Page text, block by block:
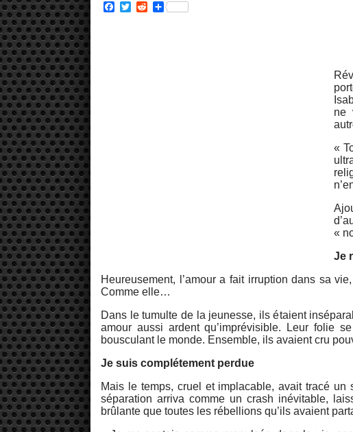
Facebook
TwitterRedditPartager
ne
«
«
Je
Heureusement, l’amour a fait irruption dans sa
Comme elle…
Dans le tumulte de la jeunesse, ils étaient
amour aussi ardent qu’imprévisible. Leur folie
bousculant le monde. Ensemble, ils avaient cru
Je suis complétement perdue
Mais le temps, cruel et implacable, avait tracé
séparation arriva comme un crash inévitable,
brûlante que toutes les rébellions qu’ils avaient